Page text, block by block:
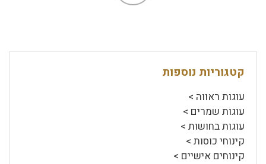
קטגוריות נוספות
עוגות ראווה >
עוגות שמרים >
עוגות בחושות >
קינוחי כוסות >
קינוחים אישיים >